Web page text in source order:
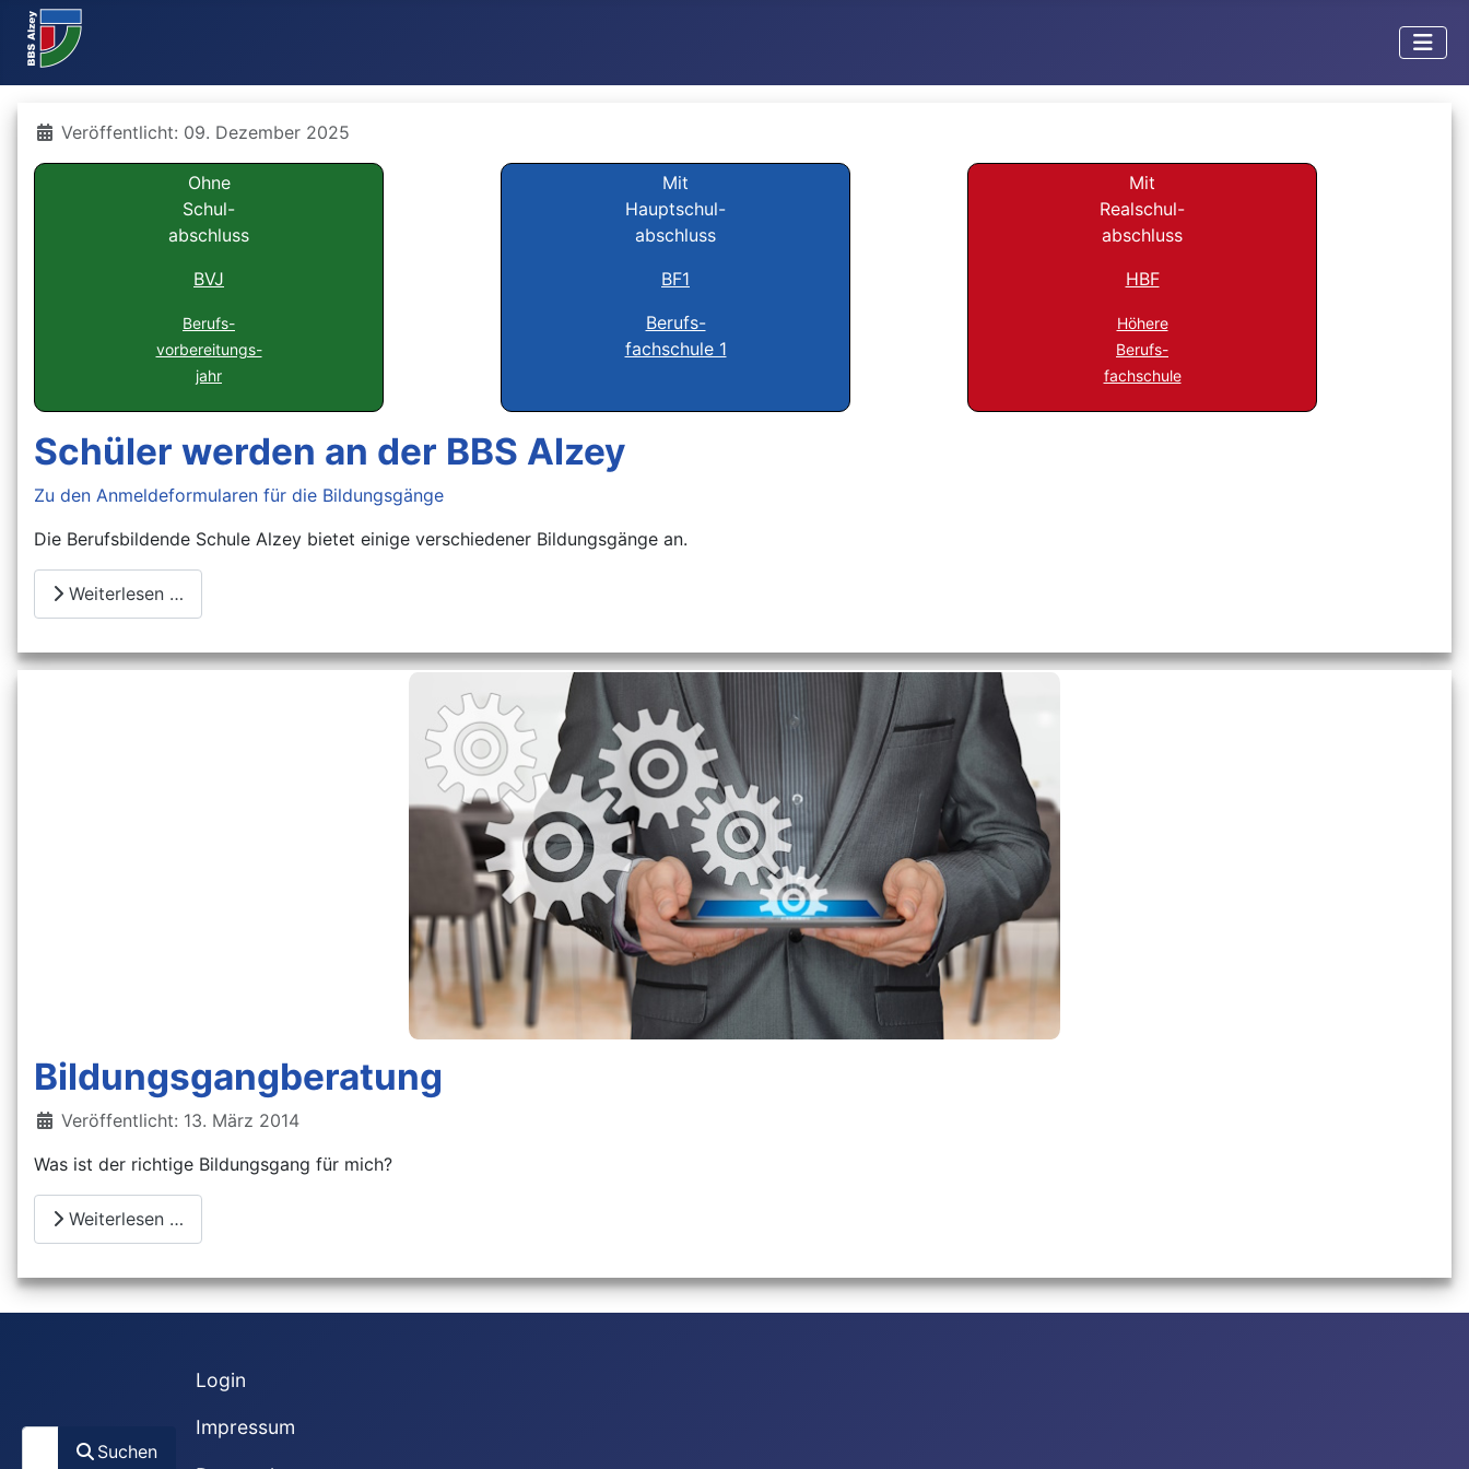
Details
Veröffentlicht: 09. Dezember 2025
Ohne
Schul-
abschluss
BVJ
Berufs-
vorbereitungs-
jahr
Mit
Hauptschul-
abschluss
BF1
Berufs-
fachschule 1
Mit
Realschul-
abschluss
HBF
Höhere
Berufs-
fachschule
Schüler werden an der BBS Alzey
Zu den Anmeldeformularen für die Bildungsgänge
Die Berufsbildende Schule Alzey bietet einige verschiedener Bildungsgänge an.
Weiterlesen …
Bildungsgangberatung
Details
Veröffentlicht: 13. März 2014
Was ist der richtige Bildungsgang für mich?
Weiterlesen …
Suchen
Suchen
Login
Impressum